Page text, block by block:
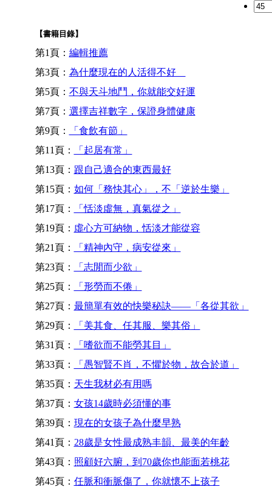
【書籍目錄】
第1頁： 編輯推薦
第3頁： 為什麼現在的人活得不好
第5頁： 不與天斗地鬥，你就能交好運
第7頁： 選擇吉祥數字，保證身體健康
第9頁：
「食飲有節」
第11頁：
「起居有常」
第13頁： 跟自己適合的東西最好
第15頁： 如何「務快其心」，不「逆於生樂」
第17頁：
「恬淡虛無，真氣從之」
第19頁： 虛心方可納物，恬淡才能從容
第21頁：
「精神內守，病安從來」
第23頁：
「志閒而少欲」
第25頁：
「形勞而不倦」
第27頁： 最簡單有效的快樂秘訣——「各從其欲」
第29頁：
「美其食、任其服、樂其俗」
第31頁：
「嗜欲而不能勞其目」
第33頁：
「愚智賢不肖，不懼於物，故合於道」
第35頁： 天生我材必有用嗎
第37頁： 女孩14歲時必須懂的事
第39頁： 現在的女孩子為什麼早熟
第41頁： 28歲是女性最成熟丰韻、最美的年齡
第43頁： 照顧好六腑，到70歲你也能面若桃花
第45頁： 任脈和衝脈傷了，你就懷不上孩子